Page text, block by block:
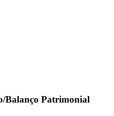
Balanço Patrimonial